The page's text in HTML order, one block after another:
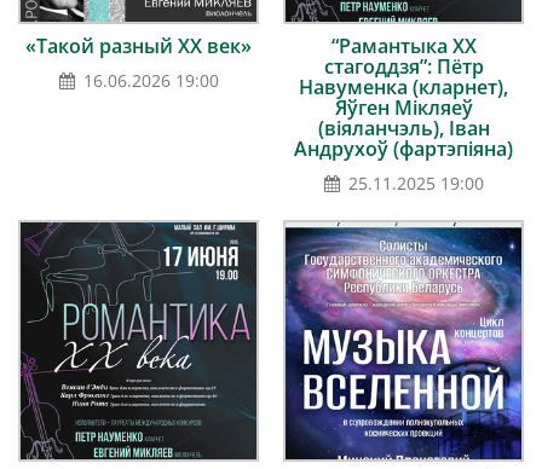
«Такой разный ХХ век»
16.06.2026 19:00
“Рамантыка ХХ
стагоддзя”: Пётр
Навуменка (кларнет),
Яўген Мікляеў
(віяланчэль), Іван
Андрухоў (фартэпіяна)
25.11.2025 19:00